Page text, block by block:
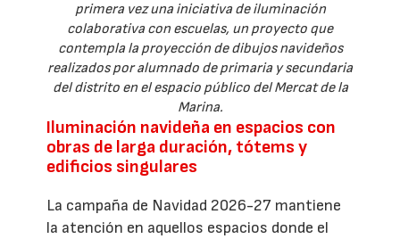
primera vez una iniciativa de iluminación
colaborativa con escuelas, un proyecto que
contempla la proyección de dibujos navideños
realizados por alumnado de primaria y secundaria
del distrito en el espacio público del Mercat de la
Marina.
Iluminación navideña en espacios con
obras de larga duración, tótems y
edificios singulares
La campaña de Navidad 2026-27 mantiene
la atención en aquellos espacios donde el